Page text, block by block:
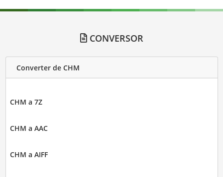
CONVERSOR
Converter de CHM
CHM a 7Z
CHM a AAC
CHM a AIFF